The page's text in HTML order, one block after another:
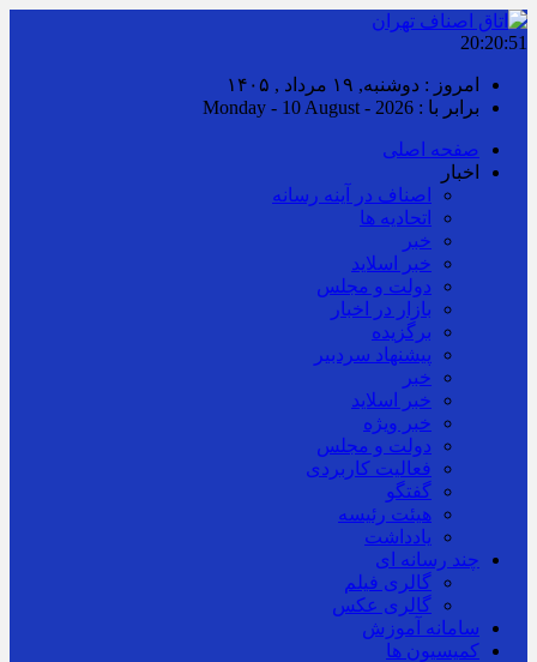
20:20:52
امروز : دوشنبه, ۱۹ مرداد , ۱۴۰۵
برابر با : Monday - 10 August - 2026
صفحه اصلی
اخبار
اصناف در آینه رسانه
اتحادیه ها
خبر
خبر اسلايد
دولت و مجلس
بازار در اخبار
برگزیده
پیشنهاد سردبیر
خبر
خبر اسلايد
خبر ویژه
دولت و مجلس
فعالیت کاربردی
گفتگو
هیئت رئیسه
یادداشت
چند رسانه ای
گالری فیلم
گالری عکس
سامانه آموزش
کمیسیون ها